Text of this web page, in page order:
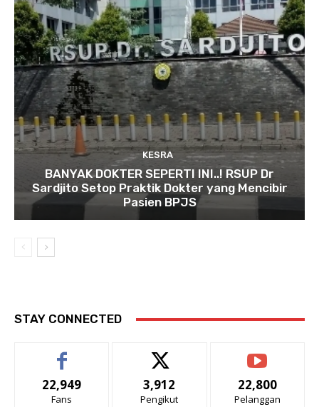
KESRA
BANYAK DOKTER SEPERTI INI..! RSUP Dr
Sardjito Setop Praktik Dokter yang Mencibir
Pasien BPJS
STAY CONNECTED
22,949
Fans
3,912
Pengikut
22,800
Pelanggan